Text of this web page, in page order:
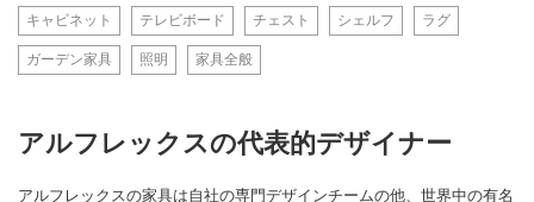
キャビネット テレビボード チェスト シェルフ ラグ
ガーデン家具 照明 家具全般
アルフレックスの代表的デザイナー
アルフレックスの家具は自社の専門デザインチームの他、世界中の有名